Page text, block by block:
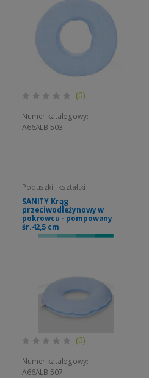
(0)
Numer katalogowy:
A66ALB 503
Poduszki i kształtki
SANITY Krąg
przeciwodleżynowy w
pokrowcu - pompowany
śr.42,5 cm
(0)
Numer katalogowy:
A66ALB 507